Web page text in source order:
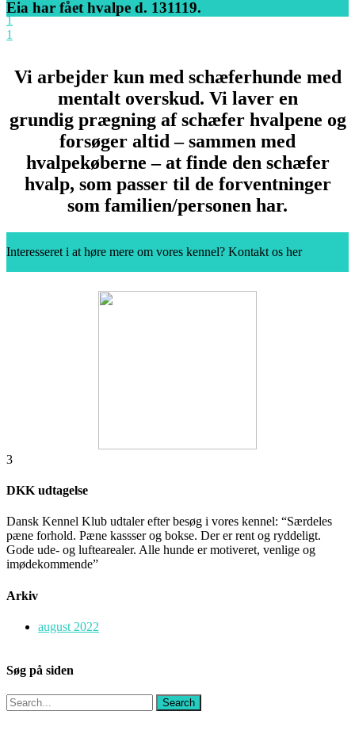
Læs flere nyheder!
1
1
Eia har fået hvalpe d. 131119.
Vi arbejder kun med schæferhunde med
mentalt overskud. Vi laver en
grundig prægning af schæfer hvalpene og
forsøger altid – sammen med
hvalpekøberne – at finde den schæfer
hvalp, som passer til de forventninger
som familien/personen har.
Interesseret i at høre mere om vores kennel? Kontakt os her
3
DKK udtagelse
Dansk Kennel Klub udtaler efter besøg i vores kennel: “Særdeles
pæne forhold. Pæne kassser og bokse. Der er rent og ryddeligt.
Gode ude- og luftearealer. Alle hunde er motiveret, venlige og
imødekommende”
Arkiv
august 2022
Søg på siden